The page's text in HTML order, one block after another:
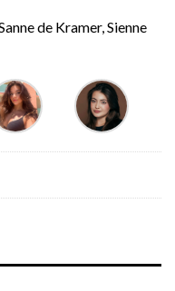
de Kramer, Sienne